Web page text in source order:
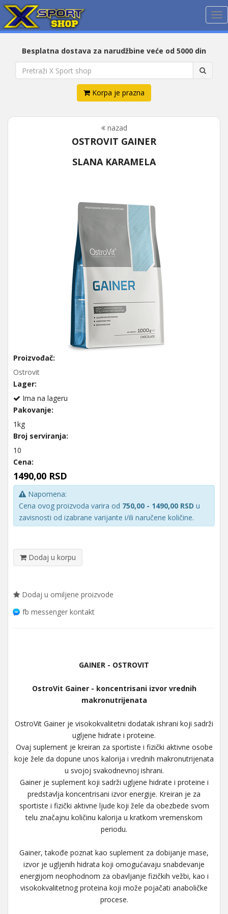
Besplatna dostava za narudžbine veće od 5000 din
Korpa je prazna
nazad
OSTROVIT GAINER
SLANA KARAMELA
Proizvođač:
Ostrovit
Lager:
Ima na lageru
Pakovanje:
1kg
Broj serviranja:
10
Cena:
1490,00 RSD
Napomena:
Cena ovog proizvoda varira od 750,00 - 1490,00 RSD u
zavisnosti od izabrane varijante i/ili naručene količine.
Dodaj u korpu
Dodaj u omiljene proizvode
fb messenger kontakt
GAINER - OSTROVIT
OstroVit Gainer - koncentrisani izvor vrednih
makronutrijenata
OstroVit Gainer je visokokvalitetni dodatak ishrani koji sadrži
ugljene hidrate i proteine.
Ovaj suplement je kreiran za sportiste i fizički aktivne osobe
koje žele da dopune unos kalorija i vrednih makronutrijenata
u svojoj svakodnevnoj ishrani.
Gainer je suplement koji sadrži ugljene hidrate i proteine i
predstavlja koncentrisani izvor energije. Kreiran je za
sportiste i fizički aktivne ljude koji žele da obezbede svom
telu značajnu količinu kalorija u kratkom vremenskom
periodu.
Gainer, takođe poznat kao suplement za dobijanje mase,
izvor je ugljenih hidrata koji omogućavaju snabdevanje
energijom neophodnom za obavljanje fizičkih vežbi, kao i
visokokvalitetnog proteina koji može pojačati anaboličke
procese.